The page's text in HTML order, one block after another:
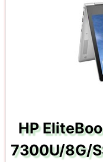
HP
7300U/8G/